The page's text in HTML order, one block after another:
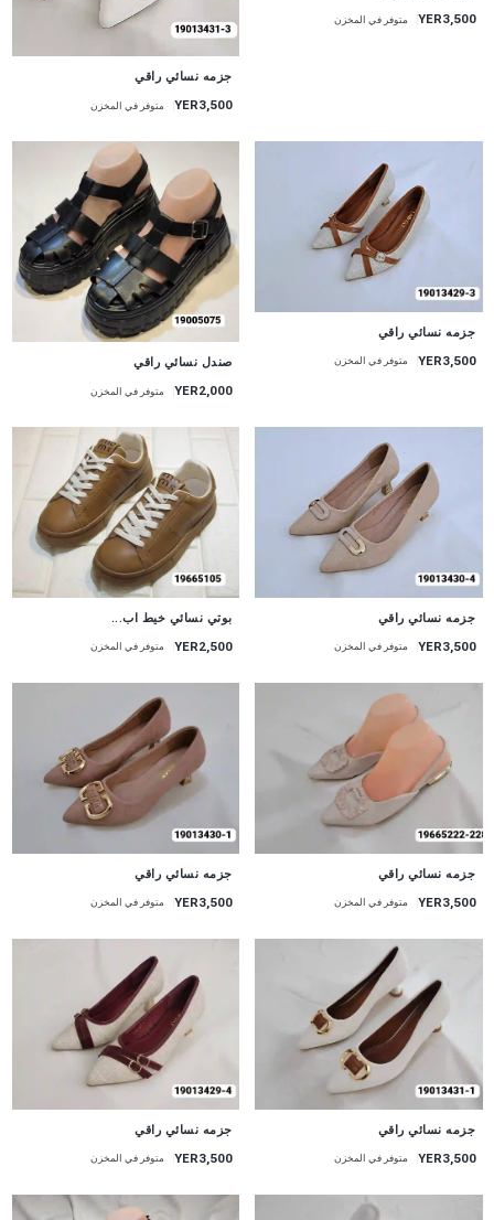
YER3,500 متوفر في المخزن
جزمه نسائي راقي
YER3,500 متوفر في المخزن
جزمه نسائي راقي
YER3,500 متوفر في المخزن صندل نسائي راقي
YER2,000 متوفر في المخزن
جزمه نسائي راقي
YER3,500 متوفر في المخزن
بوتي نسائي خيط اب...
YER2,500 متوفر في المخزن
جزمه نسائي راقي
YER3,500 متوفر في المخزن
جزمه نسائي راقي
YER3,500 متوفر في المخزن
جزمه نسائي راقي
YER3,500 متوفر في المخزن
جزمه نسائي راقي
YER3,500 متوفر في المخزن